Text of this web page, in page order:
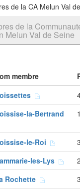
de la CA Melun Val
de la
Melun Val de Seine
membre
la-Bertrand
le-Roi
les-Lys
Rochette